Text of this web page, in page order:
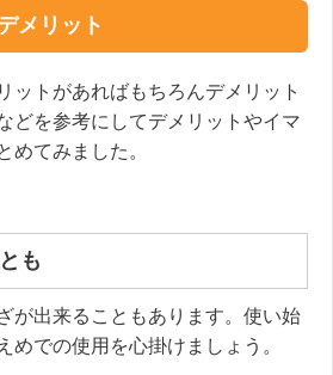
メリット
ットがあればもちろんデメリット
どを参考にしてデメリットやイマ
めてみました。
も
が出来ることもあります。使い始
めでの使用を心掛けましょう。